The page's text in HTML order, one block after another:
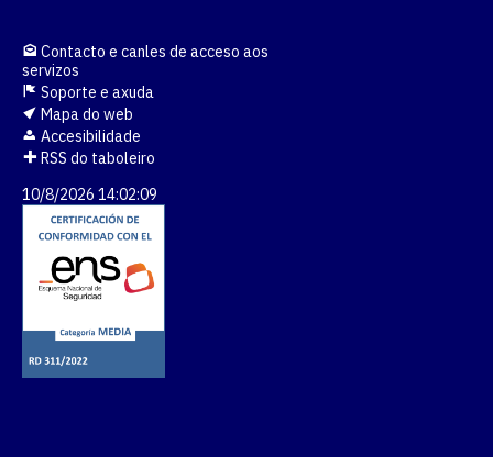
Contacto e canles de acceso aos
servizos
Soporte e axuda
Mapa do web
Accesibilidade
RSS do taboleiro
10/8/2026 14:02:10